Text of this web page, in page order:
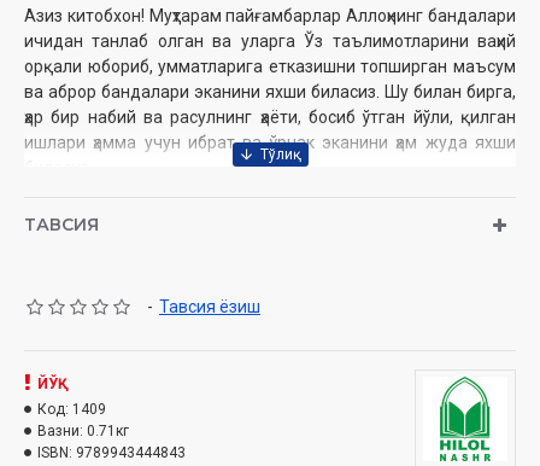
Азиз китобхон! Муҳтарам пайғамбарлар Аллоҳнинг бандалари
ичидан танлаб олган ва уларга Ўз таълимотларини ваҳий
орқали юбориб, умматларига етказишни топширган маъсум
ва аброр бандалари эканини яхши биласиз. Шу билан бирга,
ҳар бир набий ва расулнинг ҳаёти, босиб ўтган йўли, қилган
ишлари ҳамма учун ибрат ва ўрнак эканини ҳам жуда яхши
Карим ва Ҳадис шарифлар орқали 24 та пайғамбарлар
Номи:Ҳадис ва Ҳаёт. 20-жуз. Анбиёлар қиссаси китоби.
Ҳажми:
ISBN: 978-9943-4448-4-3
Ўлчами:84×108 1/32
ТАВСИЯ
- Тавсия ёзиш
ЙЎҚ
Код: 1409
Вазни: 0.71кг
ISBN: 9789943444843